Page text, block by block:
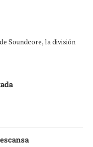
Soundcore, la división